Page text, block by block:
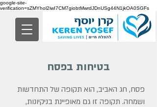
google-site-
verification=sZMYhol2iwI7CM7giobtMwrdJDnUSg44N1jkOA0SGFs
בטיחות בפסח
פסח, חג האביב, הוא תקופה של התחדשות
ושמחה. תקופה זו גם מאופיינת בניקיונות,